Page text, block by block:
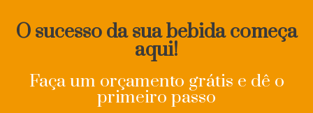
O sucesso da sua bebida começa
aqui!
Faça um orçamento grátis e dê o
primeiro passo